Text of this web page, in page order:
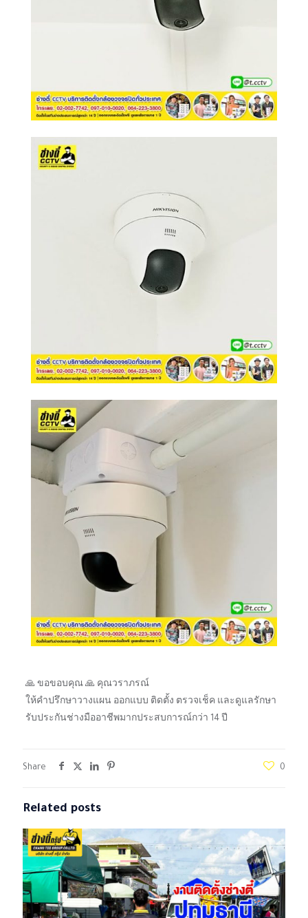
🙏 ขอขอบคุณ 🙏 คุณวราภรณ์
ให้คำปรึกษาวางแผน ออกแบบ ติดตั้ง ตรวจเช็ค และดูแลรักษา
รับประกันช่างมืออาชีพมากประสบการณ์กว่า 14 ปี
Share 0
Related posts